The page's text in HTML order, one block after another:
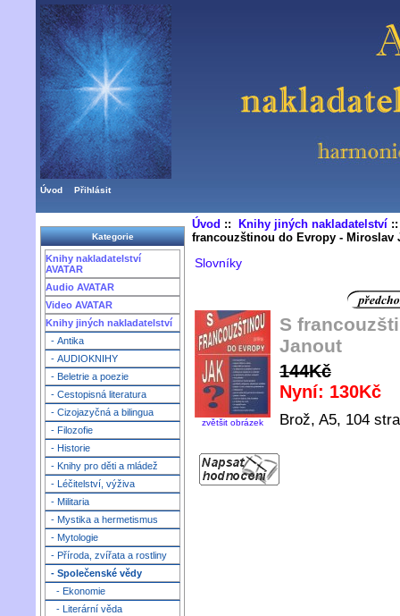
Úvod Přihlásit
Kategorie
Knihy nakladatelství
AVATAR
Audio AVATAR
Video AVATAR
Knihy jiných nakladatelství
- Antika
- AUDIOKNIHY
- Beletrie a poezie
- Cestopisná literatura
- Cizojazyčná a bilingua
- Filozofie
- Historie
- Knihy pro děti a mládež
- Léčitelství, výživa
- Militaria
- Mystika a hermetismus
- Mytologie
- Příroda, zvířata a rostliny
- Společenské vědy
- Ekonomie
- Literární věda
Úvod :: Knihy jiných nakladatelství
francouzštinou do Evropy - Miroslav
Slovníky
zvětšit obrázek
S
Janout
144Kč
Nyní: 130Kč
Brož, A5, 104